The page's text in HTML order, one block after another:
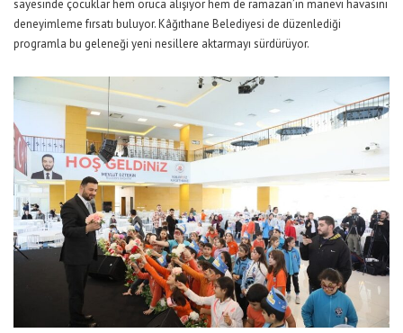
sayesinde çocuklar hem oruca alışıyor hem de ramazan’ın manevi havasını
deneyimleme fırsatı buluyor. Kâğıthane Belediyesi de düzenlediği
programla bu geleneği yeni nesillere aktarmayı sürdürüyor.